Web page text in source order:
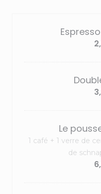
Le
1 café + 1 verre de
de